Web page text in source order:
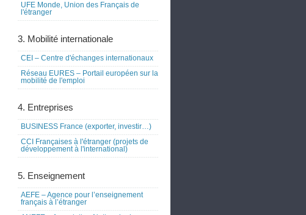
UFE Monde, Union des Français de
l'étranger
3. Mobilité internationale
CEI – Centre d'échanges internationaux
Réseau EURES – Portail européen sur la
mobilité de l'emploi
4. Entreprises
BUSINESS France (exporter, investir…)
CCI Françaises à l'étranger (projets de
développement à l'international)
5. Enseignement
AEFE – Agence pour l’enseignement
français à l’étranger